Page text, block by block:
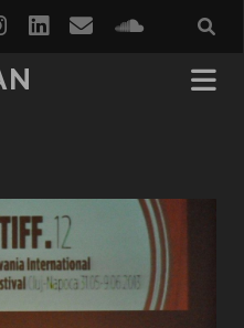
instagram
linkedin
email